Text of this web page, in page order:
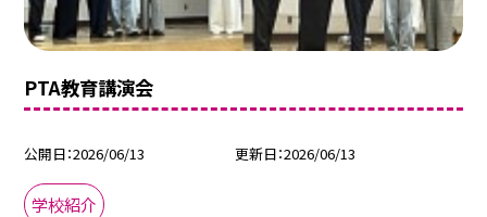
PTA教育講演会
公開日 2026/06/13 更新日 2026/06/13
学校紹介